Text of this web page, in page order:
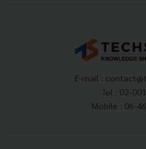
E-mail :
Tel : 02-
Mobile : 06-